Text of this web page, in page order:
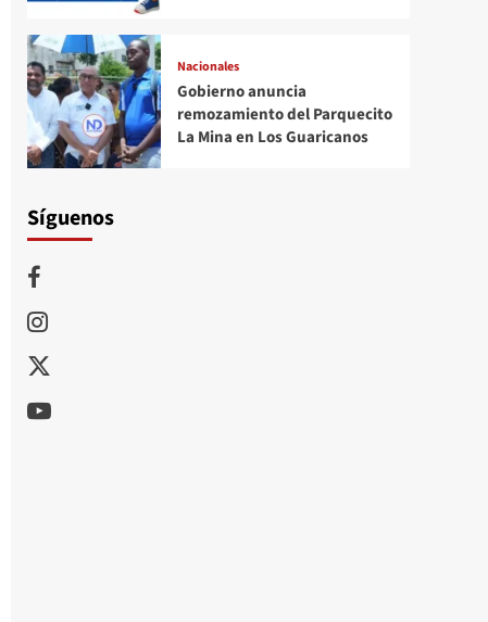
Nacionales
Gobierno anuncia
remozamiento del Parquecito
La Mina en Los Guaricanos
Síguenos